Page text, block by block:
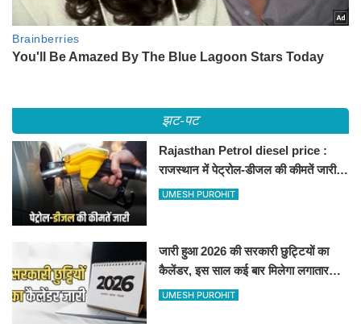
झट-पट
Rajasthan Petrol diesel price :
राजस्थान में पेट्रोल-डीजल की कीमतें जारी,
जानिए बीकानेर समेत पुरे प्रदेश में नए रेट
UMESH PUROHIT
जारी हुआ 2026 की सरकारी छुट्टियों का
कैलेंडर, इस साल कई बार मिलेगा लगातार
अवकाश, देखें
UMESH PUROHIT